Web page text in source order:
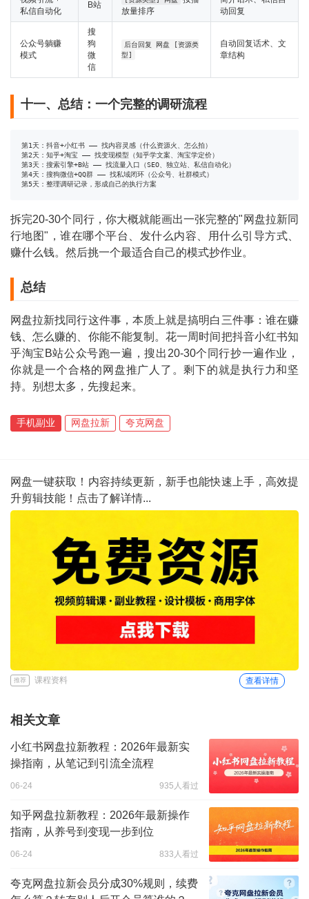
私信自动化
B站
放量排序
动回复
公众号躺赚
模式
搜
狗
微
信
后台回复 网盘 [资源类
型]
自动回复话术、文
章结构
十一、总结：一个完整的调研流程
第1天：抖音+小红书 —— 找内容灵感（什么资源火、怎么拍）
第2天：知乎+淘宝 —— 找变现模型（知乎学文案、淘宝学定价）
第3天：搜索引擎+B站 —— 找流量入口（SEO、独立站、私信自动化）
第4天：搜狗微信+QQ群 —— 找私域闭环（公众号、社群模式）
第5天：整理调研记录，形成自己的执行方案
拆完20-30个同行，你大概就能画出一张完整的"网盘拉新同
行地图"，谁在哪个平台、发什么内容、用什么引导方式、
赚什么钱。然后挑一个最适合自己的模式抄作业。
总结
网盘拉新找同行这件事，本质上就是搞明白三件事：谁在赚
钱、怎么赚的、你能不能复制。花一周时间把抖音小红书知
乎淘宝B站公众号跑一遍，搜出20-30个同行抄一遍作业，
你就是一个合格的网盘推广人了。剩下的就是执行力和坚
持。别想太多，先搜起来。
手机副业 网盘拉新 夸克网盘
网盘一键获取！内容持续更新，新手也能快速上手，高效提
升剪辑技能！点击了解详情...
推荐 课程资料 查看详情
相关文章
小红书网盘拉新教程：2026年最新实
操指南，从笔记到引流全流程
06-24 935人看过
知乎网盘拉新教程：2026年最新操作
指南，从养号到变现一步到位
06-24 833人看过
夸克网盘拉新会员分成30%规则，续费